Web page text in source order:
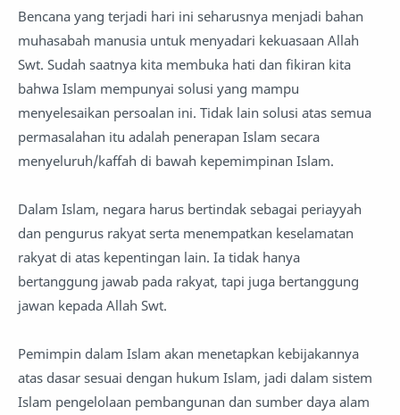
Bencana yang terjadi hari ini seharusnya menjadi bahan
muhasabah manusia untuk menyadari kekuasaan Allah
Swt. Sudah saatnya kita membuka hati dan fikiran kita
bahwa Islam mempunyai solusi yang mampu
menyelesaikan persoalan ini. Tidak lain solusi atas semua
permasalahan itu adalah penerapan Islam secara
menyeluruh/kaffah di bawah kepemimpinan Islam.
Dalam Islam, negara harus bertindak sebagai periayyah
dan pengurus rakyat serta menempatkan keselamatan
rakyat di atas kepentingan lain. Ia tidak hanya
bertanggung jawab pada rakyat, tapi juga bertanggung
jawan kepada Allah Swt.
Pemimpin dalam Islam akan menetapkan kebijakannya
atas dasar sesuai dengan hukum Islam, jadi dalam sistem
Islam pengelolaan pembangunan dan sumber daya alam